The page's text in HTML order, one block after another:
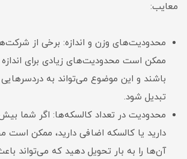
معایب:
محدودیت‌های وزن و اندازه: برخی از
ممکن است محدودیت‌های زیادی برای
باشند و این موضوع می‌تواند به دردسرهایی
تبدیل شود.
محدودیت در تعداد کالسکه‌ها: اگر شما
دارید یا کالسکه اضافی دارید، ممکن است
آن‌ها را به بار تحویل دهید که می‌تواند